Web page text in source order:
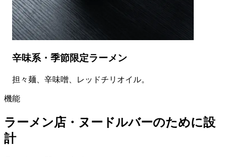
辛味系・季節限定ラーメン
担々麺、辛味噌、レッドチリオイル。
機能
ラーメン店・ヌードルバーのために設
計